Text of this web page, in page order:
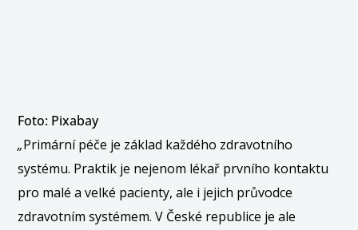
Foto: Pixabay
„Primární péče je základ každého zdravotního
systému. Praktik je nejenom lékař prvního kontaktu
pro malé a velké pacienty, ale i jejich průvodce
zdravotním systémem. V České republice je ale